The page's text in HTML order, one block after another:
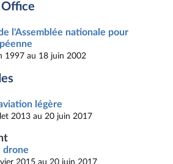
l'Assemblée nationale pour
1997 au 18 juin 2002
légère
2013 au 20 juin 2017
drone
2015 au 20 juin 2017